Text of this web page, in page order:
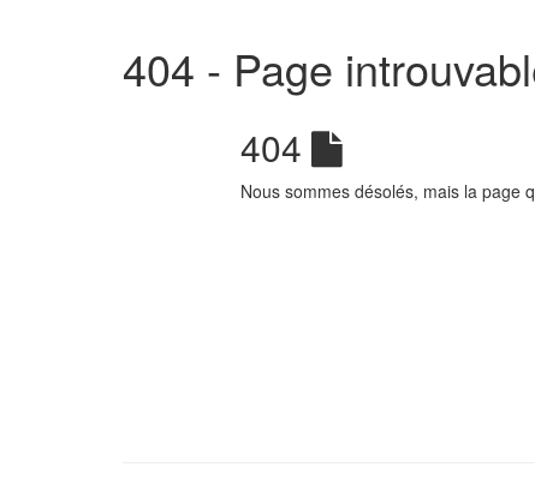
404 - Page
404
Nous sommes désolés, mais la page